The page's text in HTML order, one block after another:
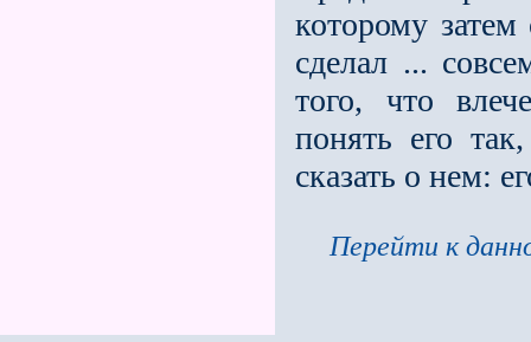
которому
сделал ...
того, что
понять его
сказать о нeм:
Перейти к